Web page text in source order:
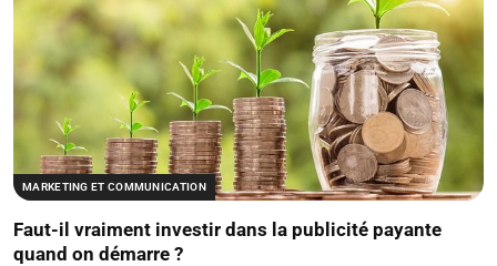
MARKETING ET COMMUNICATION
Faut-il vraiment investir dans la publicité payante
quand on démarre ?